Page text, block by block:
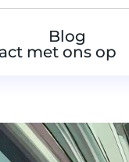
Blog
met ons op